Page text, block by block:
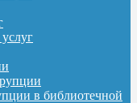
в библиотечной